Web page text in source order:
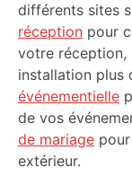
différents sites
réception pour
votre réception,
installation plus
événementielle
de vos
de mariage
extérieur.